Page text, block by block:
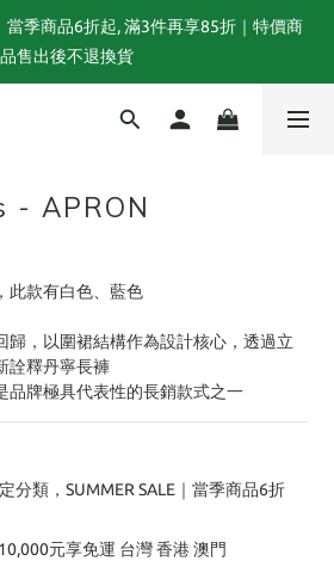
｜1折起｜特價商品售出後不退換貨
當季商品6折起, 滿3件再享85折｜特價商
品售出後不退換貨
will be launching on 31st JULY
1折起｜特價商品售出後不退換貨
- APRON
此款有白色、藍色
歸，以圍裙結構作為設計核心，透過立
詮釋丹寧長褲
品牌極具代表性的長銷款式之一
分類，SUMMER SALE｜當季商品6折
元享免運 台灣 香港 澳門